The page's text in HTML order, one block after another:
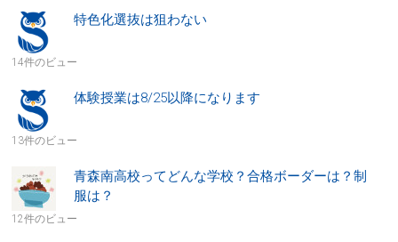
特色化選抜は狙わない
14件のビュー
体験授業は8/25以降になります
13件のビュー
青森南高校ってどんな学校？合格ボーダーは？制
服は？
12件のビュー